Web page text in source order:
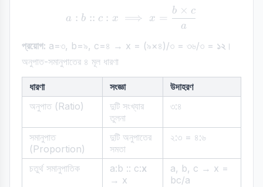
a : b :: c : x \implies x =
a : b :: c : x ⟹ x =
a
b × c
প্রয়োগ: a=৩, b=৯, c=৪ → x = (৯×৪)/৩ = ৩৬/৩ = ১২ ।
অনুপাত-সমানুপাতের ৪ মূল ধারণা
ধারণা সংজ্ঞা
উদাহরণ
অনুপাত (Ratio)
দুটি সংখ্যার
তুলনা
৩:৪
সমানুপাত
(Proportion)
দুটি অনুপাতের
সমতা
২:৩ = ৪:৬
চতুর্থ সমানুপাতিক a:b :: c:x
→ x
a, b, c → x =
bc/a